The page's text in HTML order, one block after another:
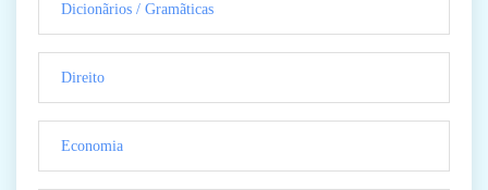
Dicionãrios / Gramãticas
Direito
Economia